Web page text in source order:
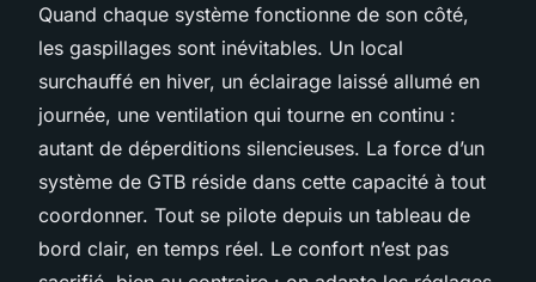
Quand chaque système fonctionne de son côté,
les gaspillages sont inévitables. Un local
surchauffé en hiver, un éclairage laissé allumé en
journée, une ventilation qui tourne en continu :
autant de déperditions silencieuses. La force d’un
système de GTB réside dans cette capacité à tout
coordonner. Tout se pilote depuis un tableau de
bord clair, en temps réel. Le confort n’est pas